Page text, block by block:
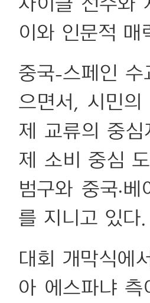
이와 인문적 매
중국-스페인
으면서, 시민
제 교류의 중
제 소비 중심
범구와 중국·
를 지니고 있다.
대회 개막식에
아 에스파냐